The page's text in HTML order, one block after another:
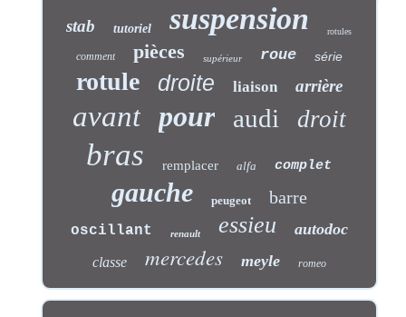
stab tutoriel suspension rotules
comment pièces supérieur roue série
rotule droite liaison arrière
avant pour audi droit
bras remplacer alfa complet
gauche peugeot barre
oscillant renault essieu autodoc
classe mercedes meyle romeo